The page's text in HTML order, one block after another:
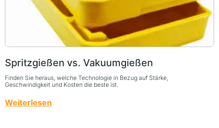
Spritzgießen vs. Vakuumgießen
Finden Sie heraus, welche Technologie in Bezug auf Stärke,
Geschwindigkeit und Kosten die beste ist.
Weiterlesen